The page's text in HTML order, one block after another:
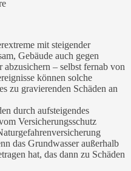
mit steigender
Gebäude auch gegen
– selbst fernab von
können solche
zu gravierenden Schäden an
durch aufsteigendes
Versicherungsschutz
das Grundwasser außerhalb
hat, das dann zu Schäden